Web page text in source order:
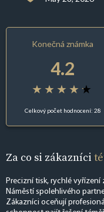
Konečná známka
4.2
Celkový počet hodnocení: 28
Za co si zákazníci
Precizní tisk, rychlé vyřízení
Náměstí spolehlivého
Zákazníci oceňují